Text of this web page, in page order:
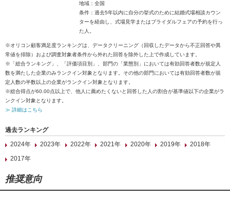
地域：全国
条件：過去5年以内に自分の挙式のために結婚式場相談カウン
ターを経由し、式場見学またはブライダルフェアの予約を行っ
た人。
※オリコン顧客満足度ランキングは、データクリーニング（回収したデータから不正回答や異
常値を排除）および調査対象者条件から外れた回答を除外した上で作成しています。
※「総合ランキング」、「評価項目別」、部門の「業態別」においては有効回答者数が規定人
数を満たした企業のみランクイン対象となります。その他の部門においては有効回答者数が規
定人数の半数以上の企業がランクイン対象となります。
※総合得点が60.00点以上で、他人に薦めたくないと回答した人の割合が基準値以下の企業がラ
ンクイン対象となります。
≫ 詳細はこちら
過去ランキング
2024年
2023年 2022年 2021年 2020年 2019年
2018年
2017年
推奨意向